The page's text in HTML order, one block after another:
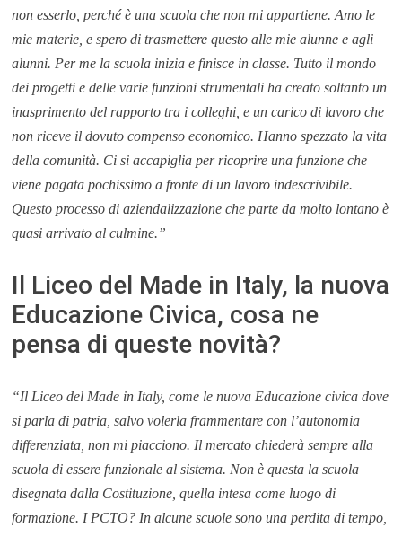
non esserlo, perché è una scuola che non mi appartiene. Amo le
mie materie, e spero di trasmettere questo alle mie alunne e agli
alunni. Per me la scuola inizia e finisce in classe. Tutto il mondo
dei progetti e delle varie funzioni strumentali ha creato soltanto un
inasprimento del rapporto tra i colleghi, e un carico di lavoro che
non riceve il dovuto compenso economico. Hanno spezzato la vita
della comunità. Ci si accapiglia per ricoprire una funzione che
viene pagata pochissimo a fronte di un lavoro indescrivibile.
Questo processo di aziendalizzazione che parte da molto lontano è
quasi arrivato al culmine.”
Il Liceo del Made in Italy, la nuova
Educazione Civica, cosa ne
pensa di queste novità?
“Il Liceo del Made in Italy, come le nuova Educazione civica dove
si parla di patria, salvo volerla frammentare con l’autonomia
differenziata, non mi piacciono. Il mercato chiederà sempre alla
scuola di essere funzionale al sistema. Non è questa la scuola
disegnata dalla Costituzione, quella intesa come luogo di
formazione. I PCTO? In alcune scuole sono una perdita di tempo,